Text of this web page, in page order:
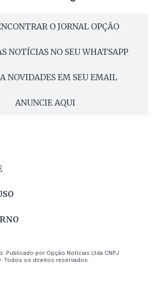
O JORNAL OPÇÃO
NOTÍCIAS NO SEU WHATSAPP
NOVIDADES EM SEU EMAIL
ANUNCIE AQUI
Publicado por Opção Notícias Ltda CNPJ
Todos os direitos reservados.